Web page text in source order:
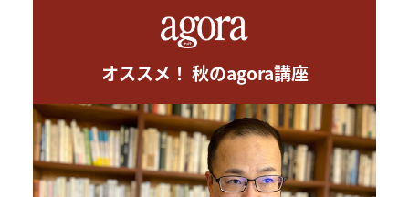
オススメ！ 秋のagora講座